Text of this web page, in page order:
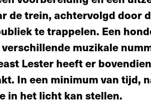
de trein, achtervolgd door
te trappelen. Een
muzikale
Lester heeft er
In een minimum van tijd,
in het licht kan stellen.